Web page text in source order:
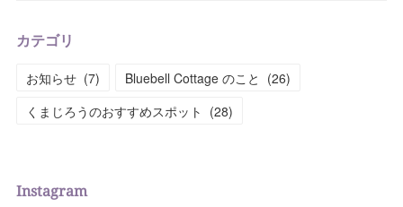
カテゴリ
お知らせ (7) Bluebell Cottage のこと (26)
くまじろうのおすすめスポット (28)
Instagram